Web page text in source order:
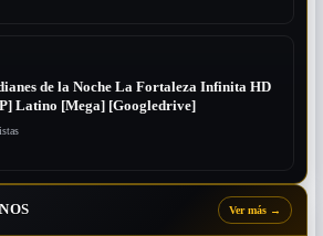
de la Noche La Fortaleza Infinita HD
Latino [Mega] [Googledrive]
Ver más →